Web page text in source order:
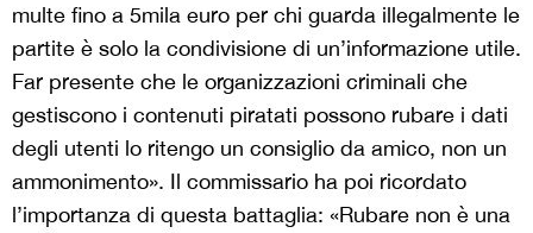
multe fino a 5mila euro per chi guarda illegalmente le
partite è solo la condivisione di un’informazione utile.
Far presente che le organizzazioni criminali che
gestiscono i contenuti piratati possono rubare i dati
degli utenti lo ritengo un consiglio da amico, non un
ammonimento». Il commissario ha poi ricordato
l’importanza di questa battaglia: «Rubare non è una